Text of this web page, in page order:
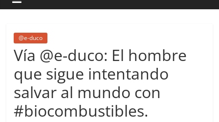
Gestión
del
Conocimiento
Learn
more.
Do
@e-duco
Vía @e-duco: El hombre
que sigue intentando
salvar al mundo con
#biocombustibles.